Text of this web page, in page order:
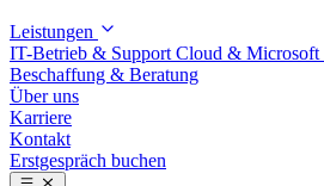
Leistungen
IT-Betrieb & Support Cloud & Microsoft
Beschaffung & Beratung
Über uns
Karriere
Kontakt
Erstgespräch buchen